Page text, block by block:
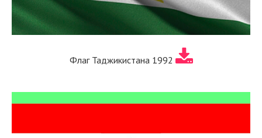
Флаг Таджикистана 1992